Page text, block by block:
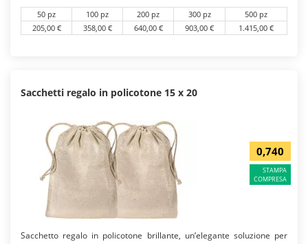
50 pz 100 pz 200 pz 300 pz
500 pz
205,00 €
358,00 € 640,00 € 903,00 € 1.415,00 €
Sacchetti regalo in policotone 15 x 20
0,740
STAMPA
COMPRESA
Sacchetto regalo in policotone brillante, un’elegante soluzione per